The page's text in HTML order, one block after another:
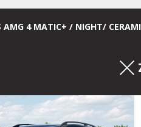
4 MATIC+ / NIGHT/